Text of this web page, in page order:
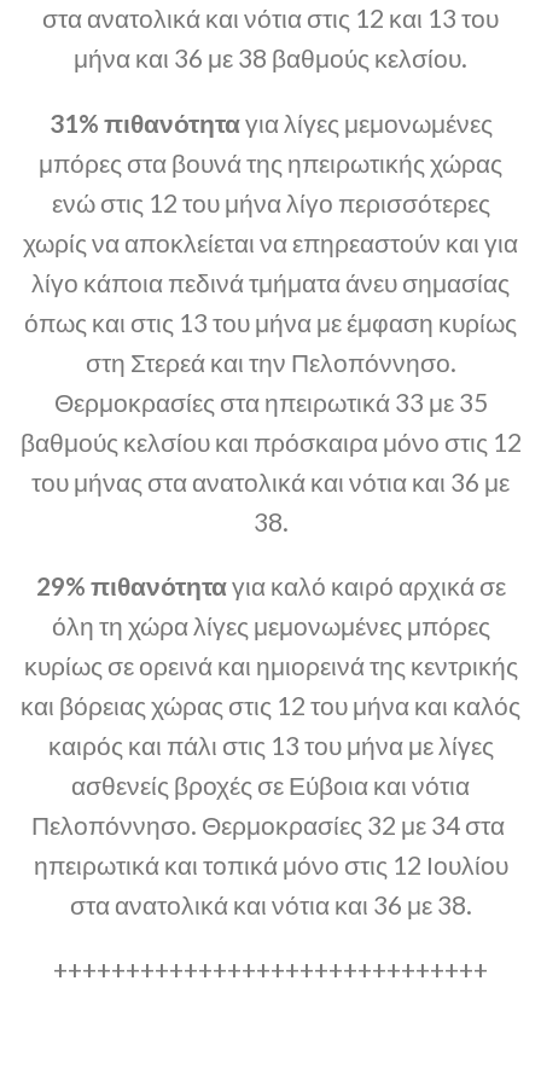
στα ανατολικά και νότια στις 12 και 13 του
μήνα και 36 με 38 βαθμούς κελσίου.
31% πιθανότηταγια λίγες μεμονωμένες
μπόρες στα βουνά της ηπειρωτικής χώρας
ενώ στις 12 του μήνα λίγο περισσότερες
χωρίς να αποκλείεται να επηρεαστούν και για
λίγο κάποια πεδινά τμήματα άνευ σημασίας
όπως και στις 13 του μήνα με έμφαση κυρίως
στη Στερεά και την Πελοπόννησο.
Θερμοκρασίες στα ηπειρωτικά 33 με 35
βαθμούς κελσίου και πρόσκαιρα μόνο στις 12
του μήνας στα ανατολικά και νότια και 36 με
38.
29% πιθανότηταγια καλό καιρό αρχικά σε
όλη τη χώρα λίγες μεμονωμένες μπόρες
κυρίως σε ορεινά και ημιορεινά της κεντρικής
και βόρειας χώρας στις 12 του μήνα και καλός
καιρός και πάλι στις 13 του μήνα με λίγες
ασθενείς βροχές σε Εύβοια και νότια
Πελοπόννησο. Θερμοκρασίες 32 με 34 στα
ηπειρωτικά και τοπικά μόνο στις 12 Ιουλίου
στα ανατολικά και νότια και 36 με 38.
++++++++++++++++++++++++++++++